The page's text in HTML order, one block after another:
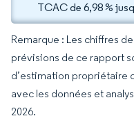
TCAC de 6,98 %
Remarque : Les chiffres
prévisions de ce rapport
d’estimation propriétaire
avec les données et
2026.